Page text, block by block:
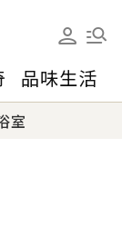
品味生活
室